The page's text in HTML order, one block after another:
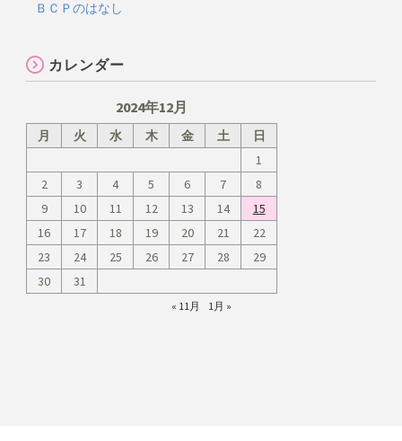
ＢＣＰのはなし
カレンダー
2024年12月
月 火 水 木 金 土
日
1
2
3 4 5 6 7
8
9
10 11 12 13 14
15
16
17 18 19 20 21
22
23
24 25 26 27 28
29
30
31
« 11月 1月 »